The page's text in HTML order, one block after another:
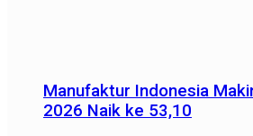
Manufaktur Indonesia
2026 Naik ke 53,10